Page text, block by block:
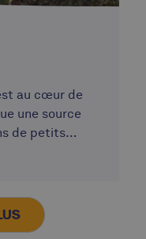
au cœur de
une source
de petits
une activité
de créer
des